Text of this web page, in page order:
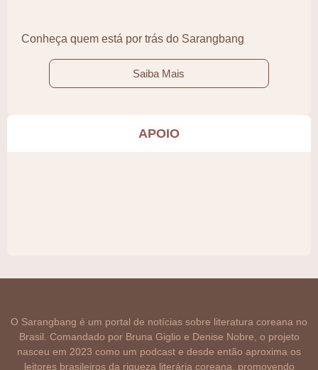
Conheça quem está por trás do Sarangbang
Saiba Mais
APOIO
O Sarangbang é um portal de notícias sobre literatura coreana no
Brasil. Comandado por Bruna Giglio e Denise Nobre, o projeto
nasceu em 2023 como um podcast e desde então aproxima os
leitores brasileiros da riqueza literária coreana, promovendo